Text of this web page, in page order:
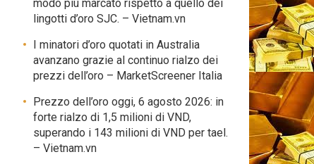
modo più marcato rispetto a quello dei
lingotti d’oro SJC. – Vietnam.vn
I minatori d’oro quotati in Australia
avanzano grazie al continuo rialzo dei
prezzi dell’oro – MarketScreener Italia
Prezzo dell’oro oggi, 6 agosto 2026: in
forte rialzo di 1,5 milioni di VND,
superando i 143 milioni di VND per tael.
– Vietnam.vn